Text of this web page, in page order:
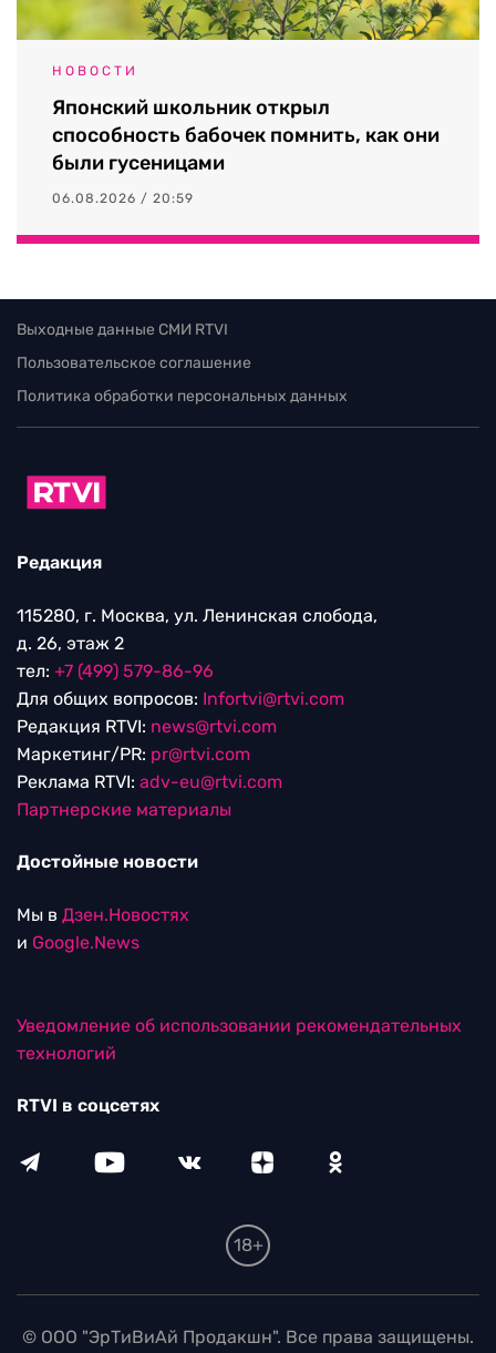
НОВОСТИ
Японский школьник открыл
способность бабочек помнить, как они
были гусеницами
06.08.2026 / 20:59
Выходные данные СМИ RTVI
Пользовательское соглашение
Политика обработки персональных данных
Редакция
115280, г. Москва, ул. Ленинская слобода,
д. 26, этаж 2
тел: +7 (499) 579-86-96
Для общих вопросов: Infortvi@rtvi.com
Редакция RTVI: news@rtvi.com
Маркетинг/PR: pr@rtvi.com
Реклама RTVI: adv-eu@rtvi.com
Партнерские материалы
Достойные новости
Мы в Дзен.Новостях
и Google.News
Уведомление об использовании рекомендательных
технологий
RTVI в соцсетях
18+
© ООО "ЭрТиВиАй Продакшн". Все права защищены.